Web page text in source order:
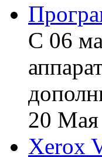
С 06
20 Мая
Xerox